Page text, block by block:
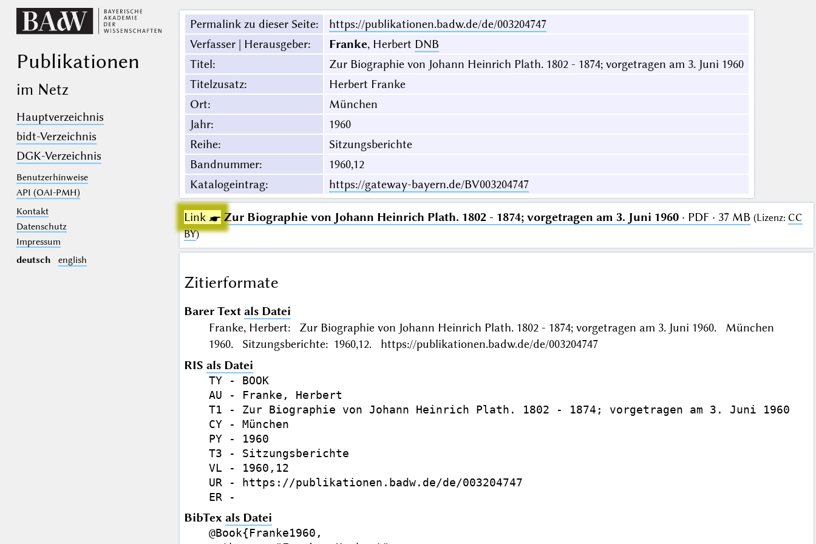
Publikationen
im Netz
Hauptverzeichnis
bidt-Verzeichnis
DGK-Verzeichnis
Benutzerhinweise
API (OAI-PMH)
Kontakt
Datenschutz
Impressum
deutsch
english
Permalink zu dieser Seite:
https://publikationen.badw.de/de/003204747
Verfasser | Herausgeber: Franke, Herbert DNB
Titel:
Zur Biographie von Johann Heinrich Plath. 1802 - 1874; vorgetragen am 3. Juni 1960
Titelzusatz:
Herbert Franke
Ort:
München
Jahr:
1960
Reihe:
Sitzungsberichte
Bandnummer:
1960,12
Katalogeintrag: https://gateway-bayern.de/BV003204747
Link ☛ Zur Biographie von Johann Heinrich Plath. 1802 - 1874; vorgetragen am 3. Juni 1960· PDF · 37 MB (Lizenz: CC
BY)
Zitierformate
Barer Text als Datei
Franke, Herbert: Zur Biographie von Johann Heinrich Plath. 1802 - 1874; vorgetragen am 3. Juni 1960. München
1960. Sitzungsberichte: 1960,12. https://publikationen.badw.de/de/003204747
RIS als Datei
TY - BOOK
AU - Franke, Herbert
T1 - Zur Biographie von Johann Heinrich Plath. 1802 - 1874; vorgetragen am 3. Juni 1960
CY - München
PY - 1960
T3 - Sitzungsberichte
VL - 1960,12
UR - https://publikationen.badw.de/de/003204747
BibTex als Datei
@Book{Franke1960,